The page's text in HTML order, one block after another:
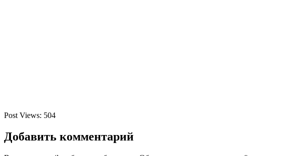
Post Views: 504
Добавить комментарий